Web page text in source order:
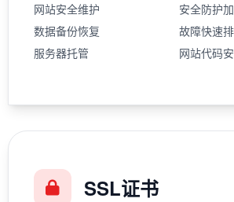
网站安全维护
安全防护
数据备份恢复
故障快速
服务器托管
网站代码
SSL证书